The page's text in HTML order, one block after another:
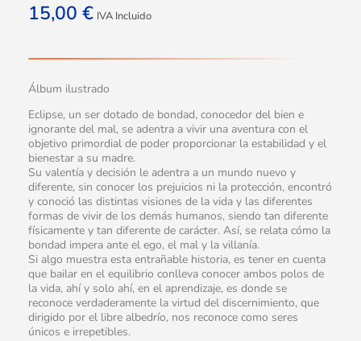
15,00 € IVA Incluido
Álbum ilustrado
Eclipse, un ser dotado de bondad, conocedor del bien e
ignorante del mal, se adentra a vivir una aventura con el
objetivo primordial de poder proporcionar la estabilidad y el
bienestar a su madre.
Su valentía y decisión le adentra a un mundo nuevo y
diferente, sin conocer los prejuicios ni la protección, encontró
y conoció las distintas visiones de la vida y las diferentes
formas de vivir de los demás humanos, siendo tan diferente
físicamente y tan diferente de carácter. Así, se relata cómo la
bondad impera ante el ego, el mal y la villanía.
Si algo muestra esta entrañable historia, es tener en cuenta
que bailar en el equilibrio conlleva conocer ambos polos de
la vida, ahí y solo ahí, en el aprendizaje, es donde se
reconoce verdaderamente la virtud del discernimiento, que
dirigido por el libre albedrío, nos reconoce como seres
únicos e irrepetibles.